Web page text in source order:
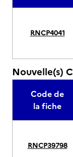
RNCP4041
Nouvelle(s)
Code de
la fiche
RNCP39798